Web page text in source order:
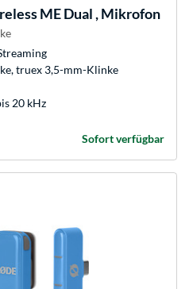
ME Dual , Mikrofon
truex 3,5-mm-Klinke
20 kHz
Sofort verfügbar